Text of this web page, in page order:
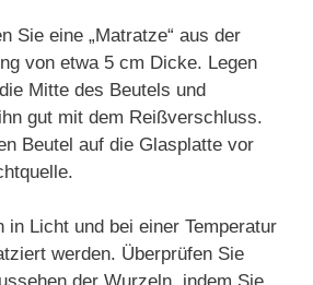
Sie eine „Matratze“ aus der
von etwa 5 cm Dicke. Legen
Mitte des Beutels und
gut mit dem Reißverschluss.
Beutel auf die Glasplatte vor
in Licht und bei einer Temperatur
werden. Überprüfen Sie